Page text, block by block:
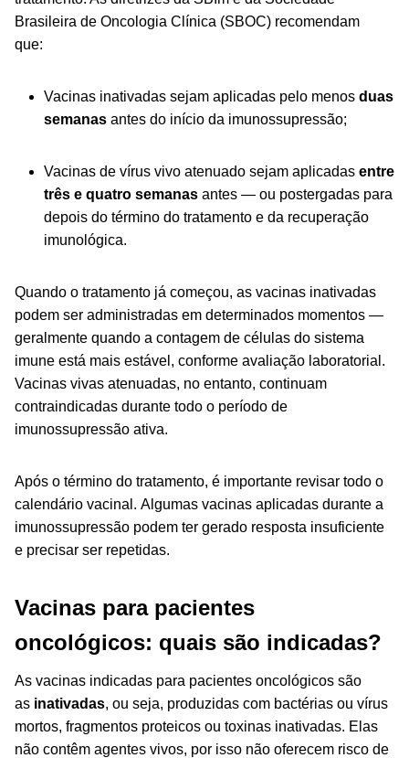
Brasileira de Oncologia Clínica (SBOC) recomendam
que:
Vacinas inativadas sejam aplicadas pelo menos duas
semanas antes do início da imunossupressão;
Vacinas de vírus vivo atenuado sejam aplicadas entre
três e quatro semanas antes — ou postergadas para
depois do término do tratamento e da recuperação
imunológica.
Quando o tratamento já começou, as vacinas inativadas
podem ser administradas em determinados momentos —
geralmente quando a contagem de células do sistema
imune está mais estável, conforme avaliação laboratorial.
Vacinas vivas atenuadas, no entanto, continuam
contraindicadas durante todo o período de
imunossupressão ativa.
Após o término do tratamento, é importante revisar todo o
calendário vacinal. Algumas vacinas aplicadas durante a
imunossupressão podem ter gerado resposta insuficiente
e precisar ser repetidas.
Vacinas para pacientes
oncológicos: quais são indicadas?
As vacinas indicadas para pacientes oncológicos são
as inativadas, ou seja, produzidas com bactérias ou vírus
mortos, fragmentos proteicos ou toxinas inativadas. Elas
não contêm agentes vivos, por isso não oferecem risco de